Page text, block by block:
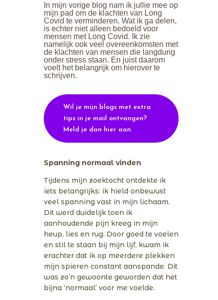
In mijn vorige blog nam ik jullie mee op
mijn pad om de klachten van Long
Covid te verminderen. Wat ik ga delen,
is echter niet alleen bedoeld voor
mensen met Long Covid. Ik zie
namelijk ook veel overeenkomsten met
de klachten van mensen die langdurig
onder stress staan. En juist daarom
voelt het belangrijk om hierover te
schrijven.
Wil je mijn blogs met extra
tips in je mail ontvangen?
Meld je dan hier aan.
Spanning normaal vinden
Tijdens mijn zoektocht ontdekte ik
iets belangrijks: ik hield onbewust
veel spanning vast in mijn lichaam.
Dit werd duidelijk toen ik
aanhoudende pijn kreeg in mijn
heup, lies en rug. Door goed te voelen
en stil te staan bij mijn lijf, kwam ik
erachter dat ik op meerdere plekken
mijn spieren constant aanspande. Dit
was zo’n gewoonte geworden dat het
bijna ‘normaal’ voor me voelde.